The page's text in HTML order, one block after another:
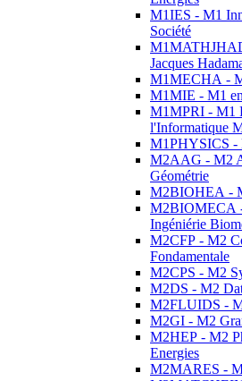
M1IES - M1
Société
Jacques
M1MECHA -
M1MIE - M1
M1MPRI - M1
l'Informatique
M1PHYSICS -
M2AAG - M2
Géométrie
M2BIOHEA -
M2BIOMECA
Ingéniérie
M2CFP - M2
Fondamentale
M2CPS - M2
M2DS - M2
M2FLUIDS -
M2GI - M2
M2HEP - M2
Energies
M2MARES -